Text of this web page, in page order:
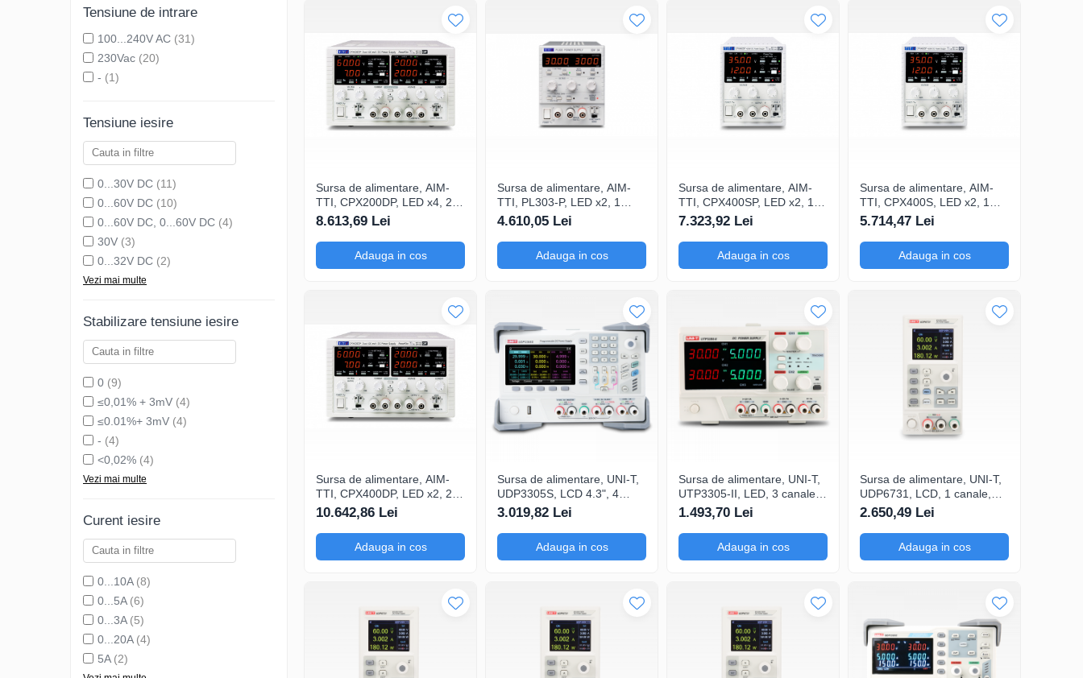
Tensiune de intrare
100...240V AC (31)
230Vac (20)
- (1)
Tensiune iesire
0...30V DC (11)
0...60V DC (10)
0...60V DC, 0...60V DC (4)
30V (3)
0...32V DC (2)
Vezi mai multe
Stabilizare tensiune iesire
0 (9)
≤0,01% + 3mV (4)
≤0.01%+ 3mV (4)
- (4)
<0,02% (4)
Vezi mai multe
Curent iesire
0...10A (8)
0...5A (6)
0...3A (5)
0...20A (4)
5A (2)
Sursa de alimentare, AIM-
TTI, CPX200DP, LED x4, 2
canale, pentru prototipare și
testare rapidă a circuitelor,
Test Bridge SW pentru
multicontrol tesniune si
8.613,69 Lei
Adauga in cos
Sursa de alimentare, AIM-
TTI, PL303-P, LED x2, 1
canale, pentru calibrarea și
verificarea echipamentelor
electronice, Test Bridge SW
pentru multicontrol tesniune
4.610,05 Lei
Adauga in cos
Sursa de alimentare, AIM-
TTI, CPX400SP, LED x2, 1
canale, pentru automatizări
și aplicații industriale de
control, Test Bridge SW
pentru multicontrol tesniune
7.323,92 Lei
Adauga in cos
Sursa de alimentare, AIM-
TTI, CPX400S, LED x2, 1
canale, pentru experimente
de fizică și inginerie electrică,
Test Bridge SW pentru
multicontrol tesniune si
5.714,47 Lei
Adauga in cos
Sursa de alimentare, AIM-
TTI, CPX400DP, LED x2, 2
canale, pentru cercetare și
dezvoltare, Test Bridge SW
pentru multicontrol tesniune
si curent iesire
10.642,86 Lei
Adauga in cos
Sursa de alimentare, UNI-T,
UDP3305S, LCD 4.3", 4
canale, pentru întreținerea și
verificarea surselor de
iluminat cu LED, Interfata
LCD interactiva
3.019,82 Lei
Adauga in cos
Sursa de alimentare, UNI-T,
UTP3305-II, LED, 3 canale,
pentru cercetare și
dezvoltare, Mod paralel cu
conexiune interna
1.493,70 Lei
Adauga in cos
Sursa de alimentare, UNI-T,
UDP6731, LCD, 1 canale,
pentru susținerea
experimentelor în domeniul
educațional, Lista si functii
intarziere setabile
2.650,49 Lei
Adauga in cos